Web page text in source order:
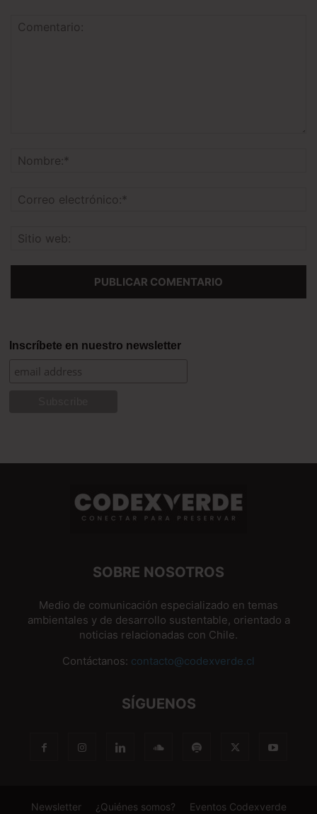
Inscríbete en nuestro newsletter
SOBRE NOSOTROS
Medio de comunicación especializado en temas
ambientales y de desarrollo sustentable, orientado a
noticias relacionadas con Chile.
Contáctanos: contacto@codexverde.cl
SÍGUENOS
Newsletter ¿Quiénes somos? Eventos Codexverde